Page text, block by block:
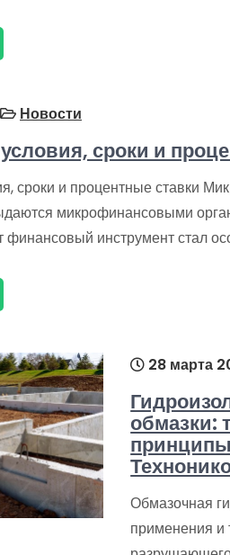
Новости
сроки и
сроки и процентные ставки
микрофинансовыми
финансовый инструмент стал
28 марта
обмазки:
Обмазочная
применения и